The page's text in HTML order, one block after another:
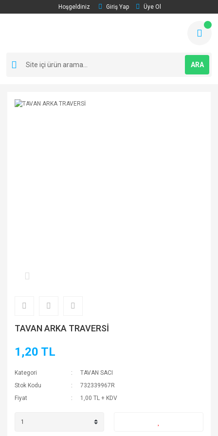
Hoşgeldiniz Giriş Yap Üye Ol
ARA
TAVAN ARKA TRAVERSİ
1,20 TL
Kategori
TAVAN SACI
Stok Kodu
732339967R
Fiyat
1,00 TL + KDV